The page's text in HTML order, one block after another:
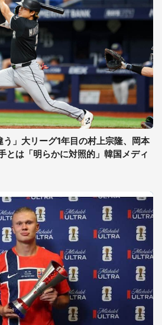
う」大リーグ1年目の村上宗隆、岡本
とは「明らかに対照的」韓国メディ